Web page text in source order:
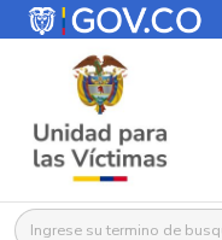
Buscar: